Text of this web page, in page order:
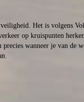
Het is volgens
op kruispunten
wanneer je van de